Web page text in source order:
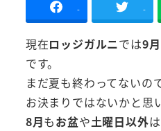
- -
現在ロッジガルニでは9月
です。
まだ夏も終わってないの
お決まりではないかと思
8月もお盆や土曜日以外